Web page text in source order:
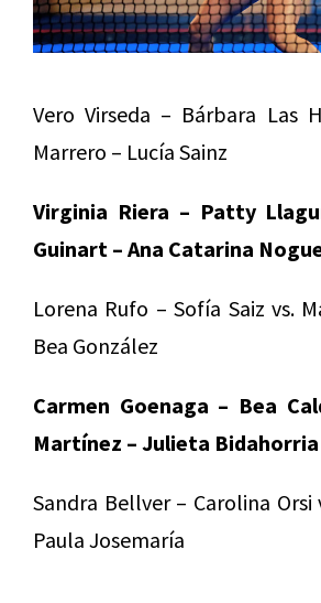
Vero Virseda – Bárbara Las
Marrero – Lucía Sainz
Virginia Riera – Patty
Guinart – Ana Catarina
Lorena Rufo – Sofía Saiz vs.
Bea González
Carmen Goenaga – Bea
Martínez – Julieta Bidahorria
Sandra Bellver – Carolina Orsi
Paula Josemaría